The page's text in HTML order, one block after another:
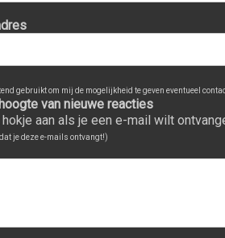
gebruikt om mij de mogelijkheid te geven eventueel
van nieuwe reacties
aan als je een e-mail wilt
je deze e-mails ontvangt!)